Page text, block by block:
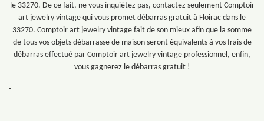
le 33270. De ce fait, ne vous inquiétez pas, contactez seulement Comptoir
art jewelry vintage qui vous promet débarras gratuit à Floirac dans le
33270. Comptoir art jewelry vintage fait de son mieux afin que la somme
de tous vos objets débarrasse de maison seront équivalents à vos frais de
débarras effectué par Comptoir art jewelry vintage professionnel, enfin,
vous gagnerez le débarras gratuit !
-